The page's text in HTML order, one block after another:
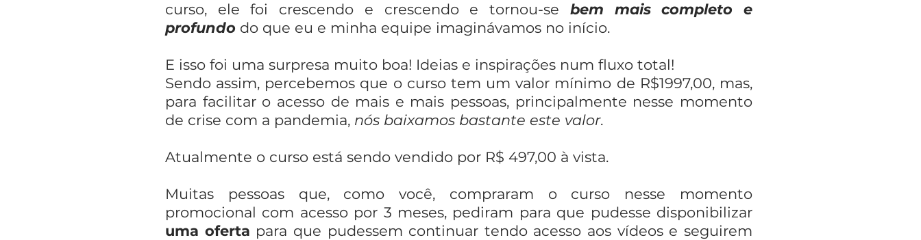
curso, ele foi crescendo e crescendo e tornou-se bem mais completo e
profundo do que eu e minha equipe imaginávamos no início.
E isso foi uma surpresa muito boa! Ideias e inspirações num fluxo total!
Sendo assim, percebemos que o curso tem um valor mínimo de R$1997,00, mas,
para facilitar o acesso de mais e mais pessoas, principalmente nesse momento
de crise com a pandemia, nós baixamos bastante este valor.
Atualmente o curso está sendo vendido por R$ 497,00 à vista.
Muitas pessoas que, como você, compraram o curso nesse momento
promocional com acesso por 3 meses, pediram para que pudesse disponibilizar
uma oferta para que pudessem continuar tendo acesso aos vídeos e seguirem